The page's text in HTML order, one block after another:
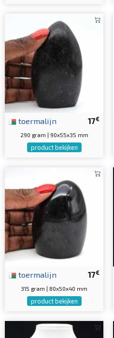
17€
toermalijn
290 gram | 90x55x35 mm
product bekijken
17€
toermalijn
315 gram | 80x50x40 mm
product bekijken